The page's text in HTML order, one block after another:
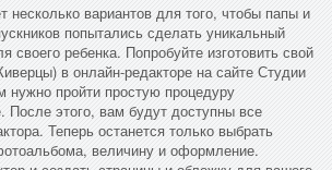
вариантов для того, чтобы папы и
попытались сделать уникальный
своего ребенка. Попробуйте изготовить свой
в онлайн-редакторе на сайте Студии
нужно пройти простую процедуру
После этого, вам будут доступны все
Теперь останется только выбрать
величину и оформление.